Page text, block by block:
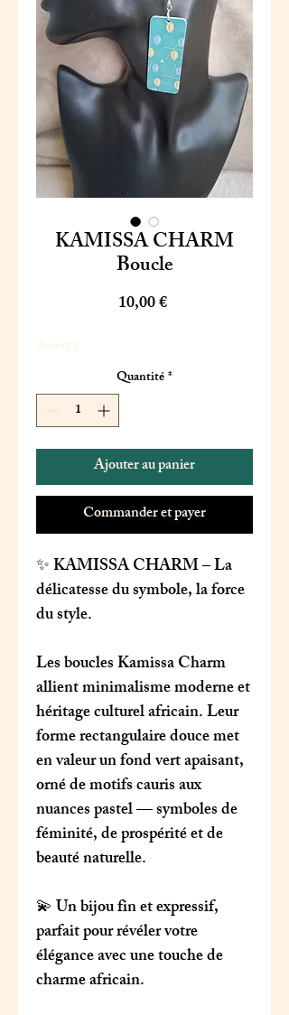
KAMISSA CHARM
Boucle
10,00 €Prix
Zouny 2
Quantité*
Ajouter au panier
Commander et payer
✨KAMISSA CHARM– La
délicatesse du symbole, la force
du style.
Les bouclesKamissa Charm
allient minimalisme moderne et
héritage culturel africain. Leur
forme rectangulaire douce met
en valeur un fond vert apaisant,
orné de motifs cauris aux
nuances pastel — symboles de
féminité, de prospérité et de
beauté naturelle.
💫 Un bijou fin et expressif,
parfait pour révéler votre
élégance avec une touche de
charme africain.